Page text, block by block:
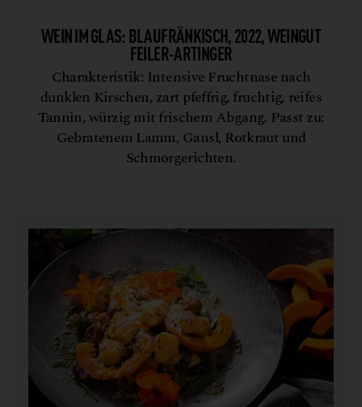
WEIN IM GLAS: BLAUFRÄNKISCH, 2022, WEINGUT
FEILER-ARTINGER
Charakteristik: Intensive Fruchtnase nach
dunklen Kirschen, zart pfeffrig, fruchtig, reifes
Tannin, würzig mit frischem Abgang. Passt zu:
Gebratenem Lamm, Gansl, Rotkraut und
Schmorgerichten.